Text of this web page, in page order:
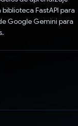
FastAPI para
Google Gemini para